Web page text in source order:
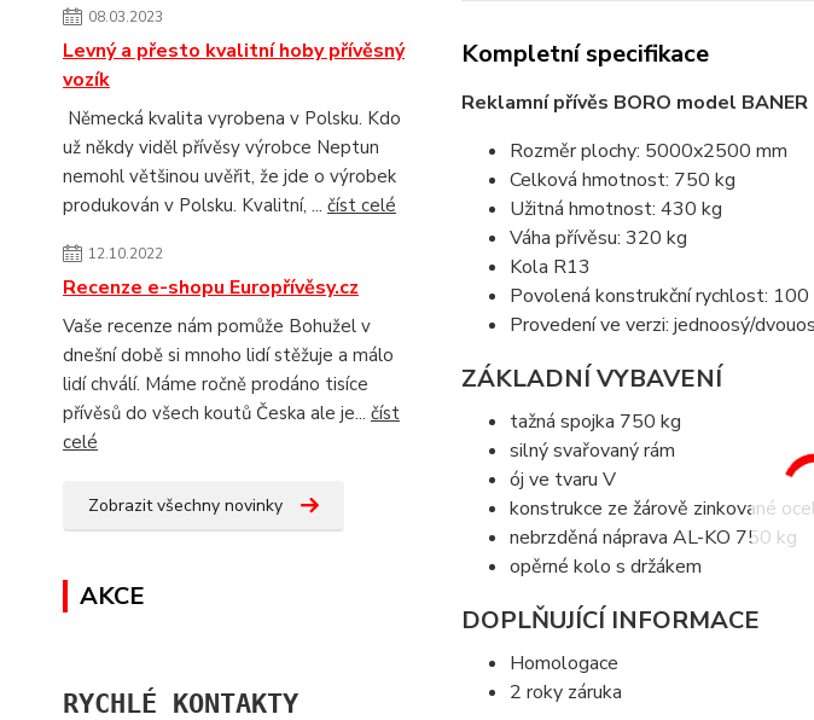
08.03.2023
Levný a přesto kvalitní hoby přívěsný
vozík
Německá kvalita vyrobena v Polsku. Kdo
už někdy viděl přívěsy výrobce Neptun
nemohl většinou uvěřit, že jde o výrobek
produkován v Polsku. Kvalitní, ... číst celé
12.10.2022
Recenze e-shopu Europřívěsy.cz
Vaše recenze nám pomůže Bohužel v
dnešní době si mnoho lidí stěžuje a málo
lidí chválí. Máme ročně prodáno tisíce
přívěsů do všech koutů Česka ale je... číst
celé
Zobrazit všechny novinky
AKCE
RYCHLÉ KONTAKTY
Kompletní specifikace
Reklamní přívěs BORO model BANER
Rozměr plochy: 5000x2500 mm
Celková hmotnost: 750 kg
Užitná hmotnost: 430 kg
Váha přívěsu: 320 kg
Kola R13
Povolená konstrukční rychlost: 100
Provedení ve verzi: jednoosý/
ZÁKLADNÍ VYBAVENÍ
tažná spojka 750 kg
silný svařovaný rám
ój ve tvaru V
konstrukce ze žárově zinkované
nebrzděná náprava AL-KO 750 kg
opěrné kolo s držákem
DOPLŇUJÍCÍ INFORMACE
Homologace
2 roky záruka